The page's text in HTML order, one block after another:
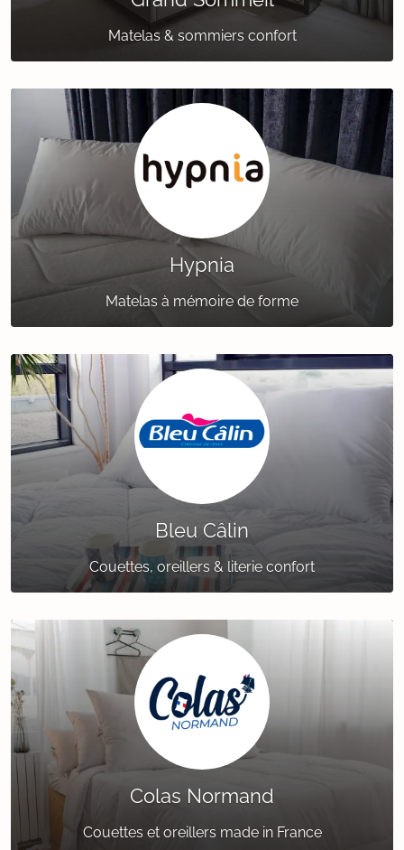
Matelas & sommiers confort
Hypnia
Matelas à mémoire de forme
Bleu Câlin
Couettes, oreillers & literie confort
Colas Normand
Couettes et oreillers made in France